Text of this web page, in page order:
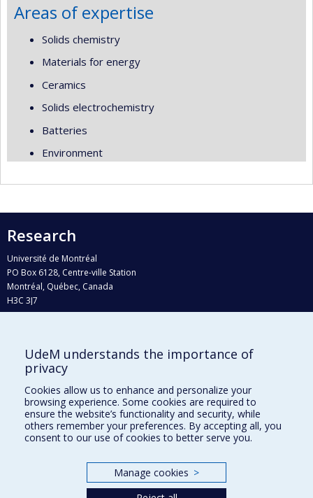
Areas of expertise
Solids chemistry
Materials for energy
Ceramics
Solids electrochemistry
Batteries
Environment
Research
Université de Montréal
PO Box 6128, Centre-ville Station
Montréal, Québec, Canada
H3C 3J7
Who does what?
Find us
Site map
Accessibility
UdeM understands the importance of
privacy
Cookies allow us to enhance and personalize your
browsing experience. Some cookies are required to
ensure the website’s functionality and security, while
others remember your preferences. By accepting all, you
consent to our use of cookies to better serve you.
Manage cookies >